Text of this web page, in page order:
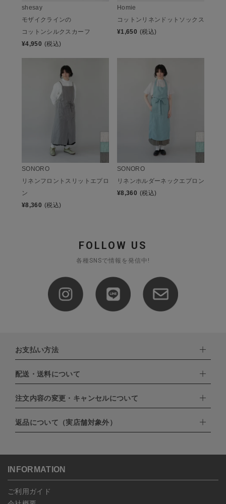
shesay
モザイクラインの
コットンシルクスカーフ
¥4,950 (税込)
Homie
コットンリネンドットソックス
¥1,650 (税込)
SONORO
リネンフロントスリットエプロ
ン
¥8,360 (税込)
SONORO
リネンホルダーネックエプロン
¥8,360 (税込)
FOLLOW US
各種SNSで情報を発信中!
お支払い方法
下記お支払い方法よりお選びいただけます。
・クレジットカード（VISA,mastercard,JCB,AMERICAN
EXPRESS,Diners Club）
・PayPay
・NP後払い
配送・送料について
配達業者：日本郵便
北海道：1,400円
沖縄：1,400円
注文内容の変更・キャンセルについて
ご注文日当日から翌日のAM9:00までにご連絡頂いた場合はキャン
セルは可能です。
ンセルしていただいた後、ご希望の商品のみ再度ご注文お願いしま
予約商品など一部キャンセルが出来ない場合がございます。あらか
じめご了承ください。
返品について（実店舗対象外）
こちらよりご依頼ください。
INFORMATION
ご利用ガイド